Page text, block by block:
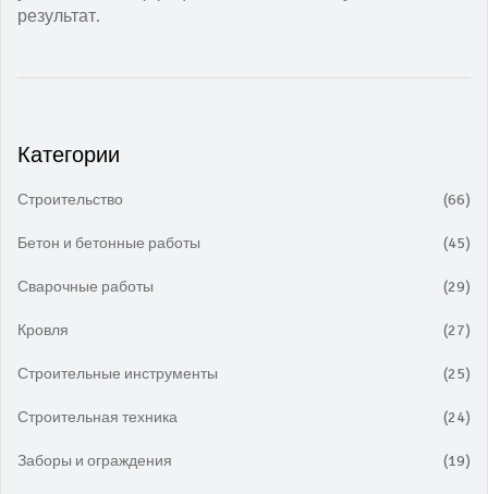
результат.
Категории
Строительство (66)
Бетон и бетонные работы (45)
Сварочные работы (29)
Кровля (27)
Строительные инструменты (25)
Строительная техника (24)
Заборы и ограждения (19)